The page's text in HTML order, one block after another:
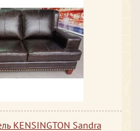
KENSINGTON Sandra